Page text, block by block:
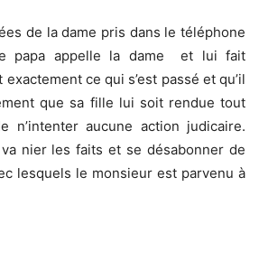
de la dame pris dans le téléphone
papa appelle la dame et lui fait
ce qui s’est passé et qu’il
que sa fille lui soit rendue tout
n’intenter aucune action judicaire.
nier les faits et se désabonner de
lesquels le monsieur est parvenu à